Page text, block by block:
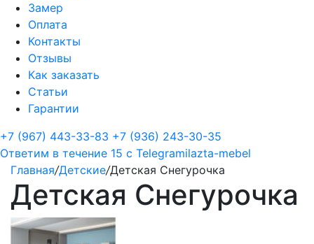
Замер
Оплата
Контакты
Отзывы
Как заказать
Статьи
Гарантии
+7 (967) 443-33-83 +7 (936) 243-30-35
Ответим в течение 15 с Telegramilazta-mebel
Главная/Детские/Детская Снегурочка
Детская Снегурочка